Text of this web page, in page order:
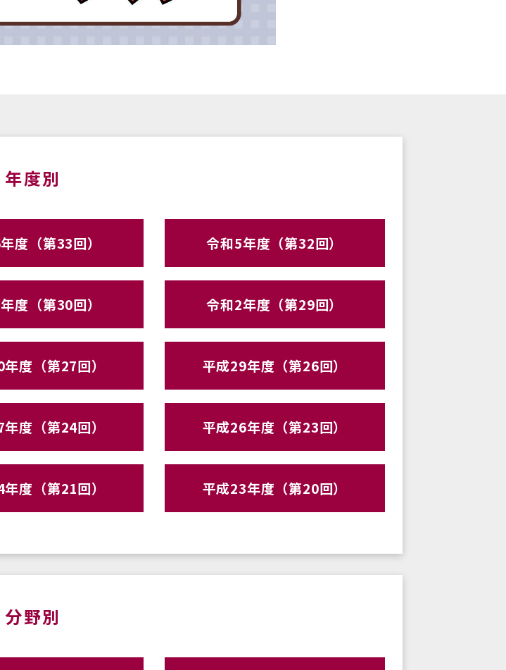
年度別
度（第33回） 令和5年度（第32回）
度（第30回） 令和2年度（第29回）
度（第27回） 平成29年度（第26回）
度（第24回） 平成26年度（第23回）
度（第21回） 平成23年度（第20回）
分野別